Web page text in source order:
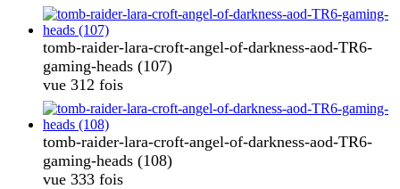
tomb-raider-lara-croft-angel-of-darkness-aod-TR6-
gaming-heads (107)
vue 312 fois
tomb-raider-lara-croft-angel-of-darkness-aod-TR6-
gaming-heads (108)
vue 333 fois